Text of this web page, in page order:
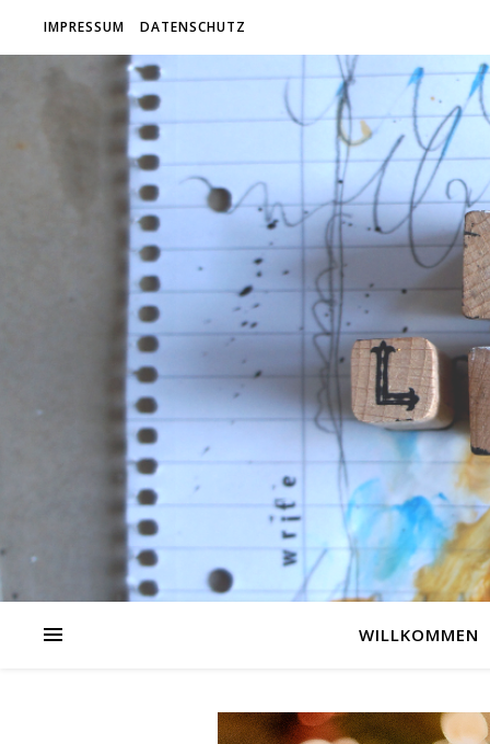
IMPRESSUM DATENSCHUTZ
WILLKOMMEN